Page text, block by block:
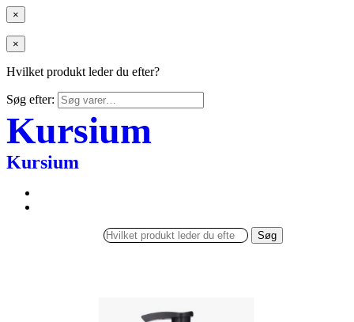
×
×
Hvilket produkt leder du efter?
Søg efter:
Kursium
Kursium
Søg